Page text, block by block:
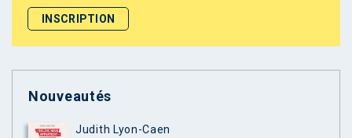
Nouveautés
Judith Lyon-Caen